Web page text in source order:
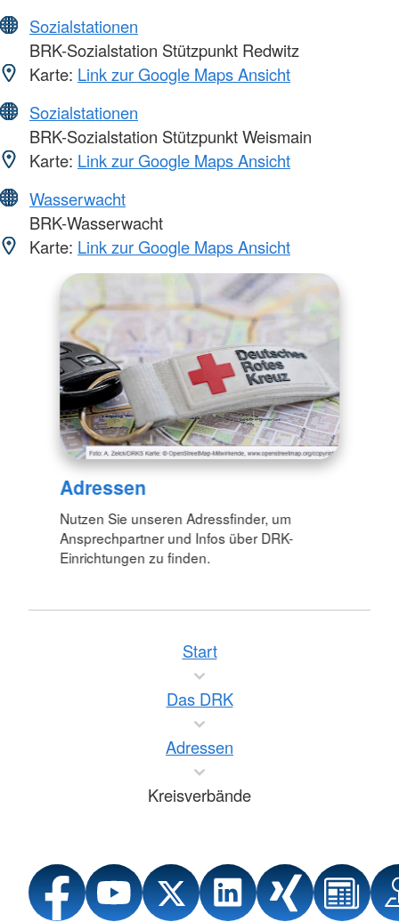
Sozialstationen
BRK-Sozialstation Stützpunkt Redwitz
Karte: Link zur Google Maps Ansicht
Sozialstationen
BRK-Sozialstation Stützpunkt Weismain
Karte: Link zur Google Maps Ansicht
Wasserwacht
BRK-Wasserwacht
Karte: Link zur Google Maps Ansicht
Adressen
Nutzen Sie unseren Adressfinder, um
Ansprechpartner und Infos über DRK-
Einrichtungen zu finden.
Start
Das DRK
Adressen
Kreisverbände